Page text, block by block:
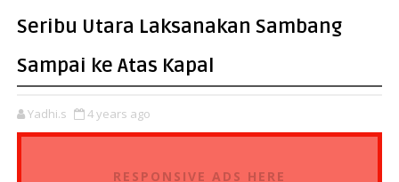
Seribu Utara Laksanakan Sambang
Sampai ke Atas Kapal
Yadhi.s 4 years ago
RESPONSIVE ADS HERE